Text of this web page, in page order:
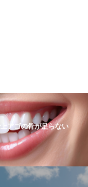
アゴの骨が足らない